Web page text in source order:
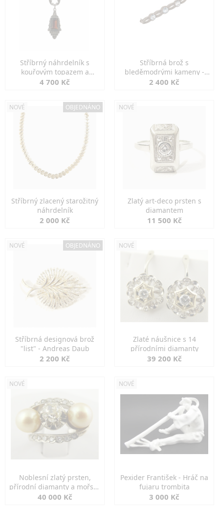
Stříbrný náhrdelník s
kouřovým topazem a
markazity
4 700 Kč
Stříbrná brož s
bleděmodrými kameny -
jemná elegance
2 400 Kč
NOVÉ OBJEDNÁNO
Stříbrný zlacený starožitný
náhrdelník
2 000 Kč
NOVÉ
Zlatý art-deco prsten s
diamantem
11 500 Kč
NOVÉ OBJEDNÁNO
Stříbrná designová brož
"list" - Andreas Daub
2 200 Kč
NOVÉ
Zlaté náušnice s 14
přírodními diamanty
39 200 Kč
NOVÉ
Noblesní zlatý prsten,
přírodní diamanty a mořské
perly
40 000 Kč
NOVÉ
Pexider František - Hráč na
fujaru trombita
3 000 Kč